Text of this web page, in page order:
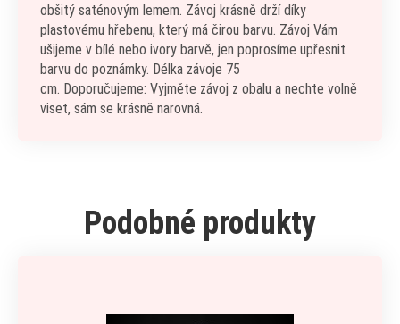
obšitý saténovým lemem. Závoj krásně drží díky
plastovému hřebenu, který má čirou barvu. Závoj Vám
ušijeme v bílé nebo ivory barvě, jen poprosíme upřesnit
barvu do poznámky. Délka závoje 75
cm. Doporučujeme: Vyjměte závoj z obalu a nechte volně
viset, sám se krásně narovná.
Podobné produkty